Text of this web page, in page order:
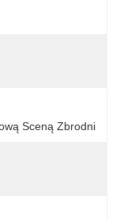
Sceną Zbrodni